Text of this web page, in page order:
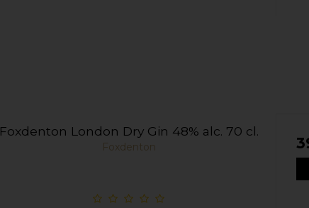
Foxdenton London Dry Gin 48% alc. 70 cl.
Foxdenton